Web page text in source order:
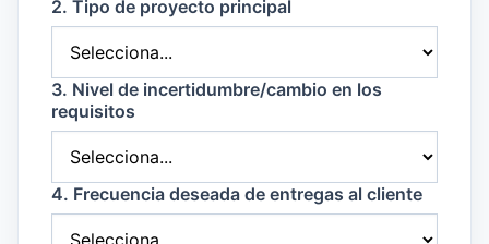
2. Tipo de proyecto principal
3. Nivel de incertidumbre/cambio en los
requisitos
4. Frecuencia deseada de entregas al cliente